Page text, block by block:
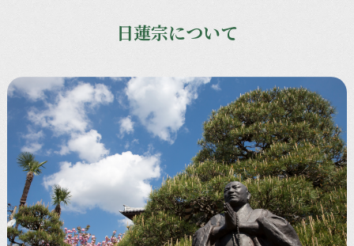
日蓮宗について